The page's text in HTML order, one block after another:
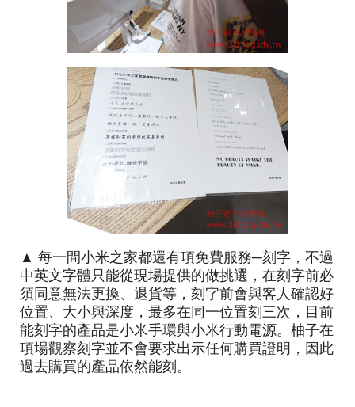
▲ 每一間小米之家都還有項免費服務─刻字，不過
中英文字體只能從現場提供的做挑選，在刻字前必
須同意無法更換、退貨等，刻字前會與客人確認好
位置、大小與深度，最多在同一位置刻三次，目前
能刻字的產品是小米手環與小米行動電源。柚子在
項場觀察刻字並不會要求出示任何購買證明，因此
過去購買的產品依然能刻。